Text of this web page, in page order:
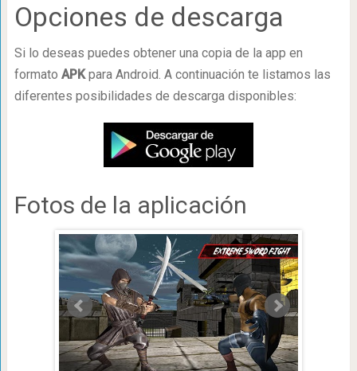
Opciones de descarga
Si lo deseas puedes obtener una copia de la app en
formato APKpara Android. A continuación te listamos las
diferentes posibilidades de descarga disponibles:
Fotos de la aplicación